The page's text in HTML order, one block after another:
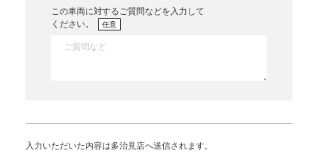
この車両に対するご質問などを入力して
ください。
任意
入力いただいた内容は多治見店へ送信されます。